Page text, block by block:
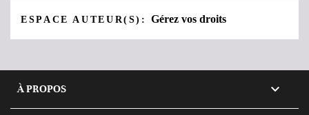
ESPACE AUTEUR(S):Gérez vos droits
À PROPOS 